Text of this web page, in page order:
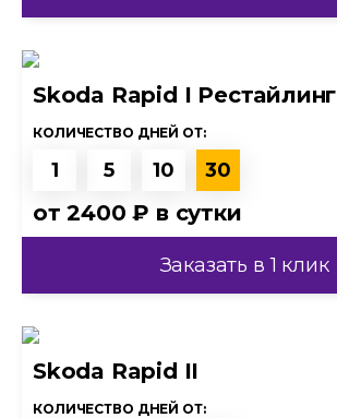
Skoda Rapid I Рестайлинг
КОЛИЧЕСТВО ДНЕЙ ОТ:
1 5 10 30
от2400 ₽ в сутки
Заказать в 1 клик
Skoda Rapid II
КОЛИЧЕСТВО ДНЕЙ ОТ: